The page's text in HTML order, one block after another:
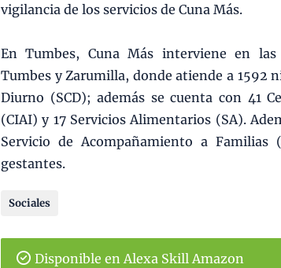
vigilancia de los servicios de Cuna Más.
En Tumbes, Cuna Más interviene en
Tumbes y Zarumilla, donde atiende a 1592
Diurno (SCD); además se cuenta con 41
(CIAI) y 17 Servicios Alimentarios (SA).
Servicio de Acompañamiento a
gestantes.
Sociales
Disponible en Alexa Skill Amazon